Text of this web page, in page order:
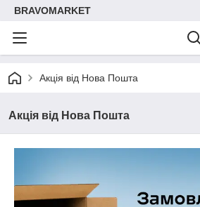
BRAVOMARKET
Акція від Нова Пошта
Акція від Нова Пошта